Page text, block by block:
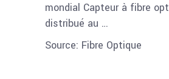
mondial Capteur à fibre
distribué au …
Source: Fibre Optique